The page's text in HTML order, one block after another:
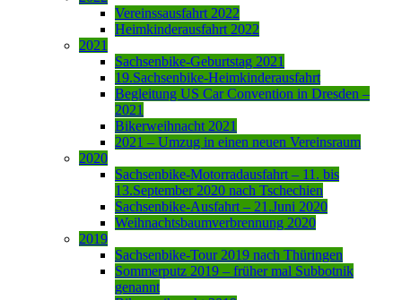
Vereinssausfahrt 2022
Heimkinderausfahrt 2022
2021
Sachsenbike-Geburtstag 2021
19.Sachsenbike-Heimkinderausfahrt
Begleitung US Car Convention in Dresden –
2021
Bikerweihnacht 2021
2021 – Umzug in einen neuen Vereinsraum
2020
Sachsenbike-Motorradausfahrt – 11. bis
13.September 2020 nach Tschechien
Sachsenbike-Ausfahrt – 21.Juni 2020
Weihnachtsbaumverbrennung 2020
2019
Sachsenbike-Tour 2019 nach Thüringen
Sommerputz 2019 – früher mal Subbotnik
genannt